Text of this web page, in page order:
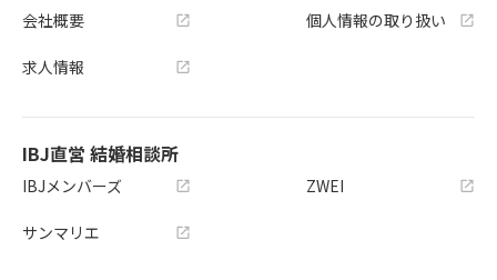
会社概要
求人情報
個人情報の取り扱い
IBJ直営 結婚相談所
IBJメンバーズ
サンマリエ
ZWEI